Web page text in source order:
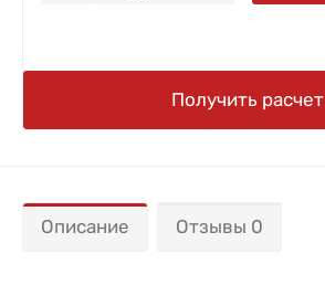
Получить расчет
Описание Отзывы 0